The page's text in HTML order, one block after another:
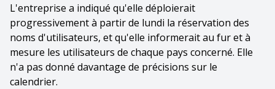
L'entreprise a indiqué qu'elle déploierait
progressivement à partir de lundi la réservation des
noms d'utilisateurs, et qu'elle informerait au fur et à
mesure les utilisateurs de chaque pays concerné. Elle
n'a pas donné davantage de précisions sur le
calendrier.